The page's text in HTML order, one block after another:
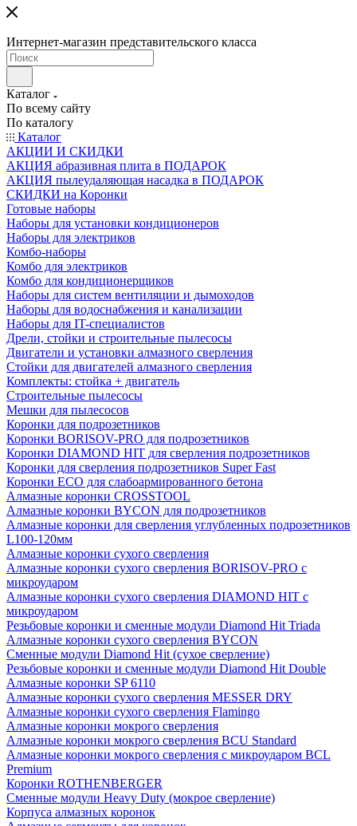
Интернет-магазин представительского класса
Каталог
По всему сайту
По каталогу
Каталог
АКЦИИ И СКИДКИ
АКЦИЯ абразивная плита в ПОДАРОК
АКЦИЯ пылеудаляющая насадка в ПОДАРОК
СКИДКИ на Коронки
Готовые наборы
Наборы для установки кондиционеров
Наборы для электриков
Комбо-наборы
Комбо для электриков
Комбо для кондиционерщиков
Наборы для систем вентиляции и дымоходов
Наборы для водоснабжения и канализации
Наборы для IT-специалистов
Дрели, стойки и строительные пылесосы
Двигатели и установки алмазного сверления
Стойки для двигателей алмазного сверления
Комплекты: стойка + двигатель
Строительные пылесосы
Мешки для пылесосов
Коронки для подрозетников
Коронки BORISOV-PRO для подрозетников
Коронки DIAMOND HIT для сверления подрозетников
Коронки для сверления подрозетников Super Fast
Коронки ECO для слабоармированного бетона
Алмазные коронки CROSSTOOL
Алмазные коронки BYCON для подрозетников
Алмазные коронки для сверления углубленных подрозетников
L100-120мм
Алмазные коронки сухого сверления
Алмазные коронки сухого сверления BORISOV-PRO с
микроударом
Алмазные коронки сухого сверления DIAMOND HIT с
микроударом
Резьбовые коронки и сменные модули Diamond Hit Triada
Алмазные коронки сухого сверления BYCON
Сменные модули Diamond Hit (сухое сверление)
Резьбовые коронки и сменные модули Diamond Hit Double
Алмазные коронки SP 6110
Алмазные коронки сухого сверления MESSER DRY
Алмазные коронки сухого сверления Flamingo
Алмазные коронки мокрого сверления
Алмазные коронки мокрого сверления BCU Standard
Алмазные коронки мокрого сверления с микроударом BCL
Premium
Коронки ROTHENBERGER
Сменные модули Heavy Duty (мокрое сверление)
Корпуса алмазных коронок